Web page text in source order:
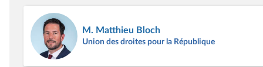
M. Matthieu Bloch
Union des droites pour la République